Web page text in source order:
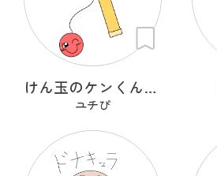
けん玉のケンくんとタマちゃん
ユチぴ